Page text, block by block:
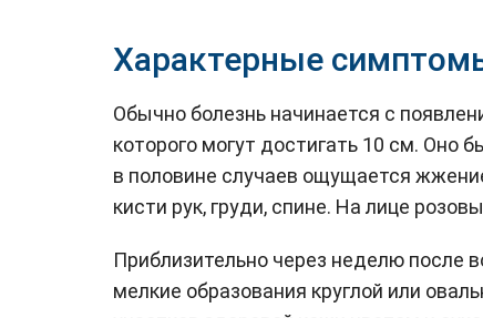
Характерные
Обычно болезнь начинается с
которого могут достигать 10 см.
в половине случаев ощущается
кисти рук, груди, спине. На лице
Приблизительно через неделю после
мелкие образования круглой или